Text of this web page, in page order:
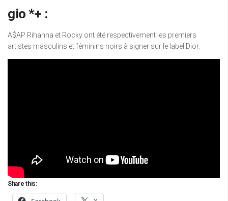
gio *+ :
A$AP Rihanna et Rocky ont été respectivement les premiers
artistes masculins et féminins noirs à signer sur le label Dior.
Share this: